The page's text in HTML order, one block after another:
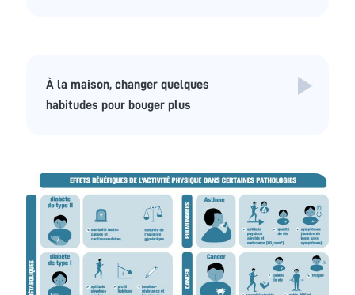
À la maison, changer quelques
habitudes pour bouger plus